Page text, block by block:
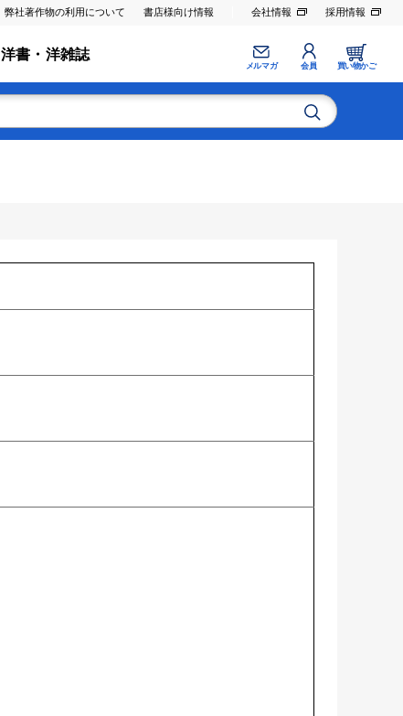
弊社著作物の利用について 書店様向け情報 会社情報 採用情報
洋書・洋雑誌
メルマガ 会員 買い物かご